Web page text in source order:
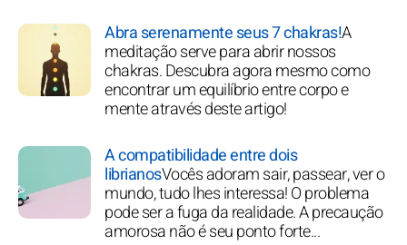
Abra serenamente seus 7 chakras!A
meditação serve para abrir nossos
chakras. Descubra agora mesmo como
encontrar um equilíbrio entre corpo e
mente através deste artigo!
A compatibilidade entre dois
librianosVocês adoram sair, passear, ver o
mundo, tudo lhes interessa! O problema
pode ser a fuga da realidade. A precaução
amorosa não é seu ponto forte...